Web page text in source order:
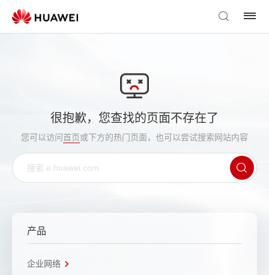
很抱歉，您查找的页面不存在了
您可以访问首页或下方的热门页面，也可以尝试搜索网站内容
产品
企业网络